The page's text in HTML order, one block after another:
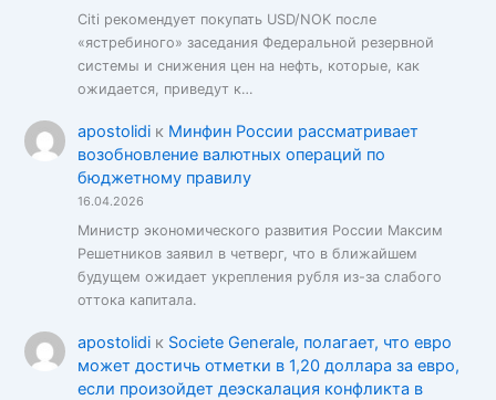
Citi рекомендует покупать USD/NOK после
«ястребиного» заседания Федеральной резервной
системы и снижения цен на нефть, которые, как
ожидается, приведут к…
apostolidiк Минфин России рассматривает
возобновление валютных операций по
бюджетному правилу
16.04.2026
Министр экономического развития России Максим
Решетников заявил в четверг, что в ближайшем
будущем ожидает укрепления рубля из-за слабого
оттока капитала.
apostolidiк Societe Generale, полагает, что евро
может достичь отметки в 1,20 доллара за евро,
если произойдет деэскалация конфликта в